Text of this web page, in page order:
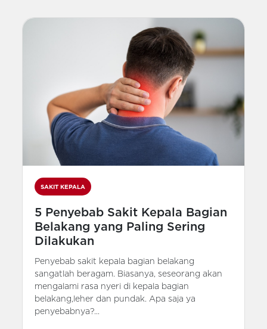
SAKIT KEPALA
5 Penyebab Sakit Kepala Bagian
Belakang yang Paling Sering
Dilakukan
Penyebab sakit kepala bagian belakang
sangatlah beragam. Biasanya, seseorang akan
mengalami rasa nyeri di kepala bagian
belakang,leher dan pundak. Apa saja ya
penyebabnya?...